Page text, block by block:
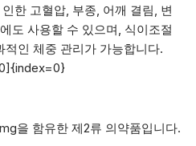
한 고혈압, 부종, 어깨 결림, 변
도 사용할 수 있으며, 식이조절
인 체중 관리가 가능합니다.
을 함유한 제2류 의약품입니다.